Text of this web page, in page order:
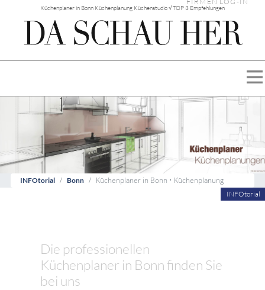
Küchenplaner in Bonn Küchenplanung Küchenstudio √ TOP 3 Empfehlungen
INFOtorial Bonn
Küchenplaner in Bonn • Küchenplanung
INFOtorial
Die professionellen
Küchenplaner in Bonn finden Sie
bei uns